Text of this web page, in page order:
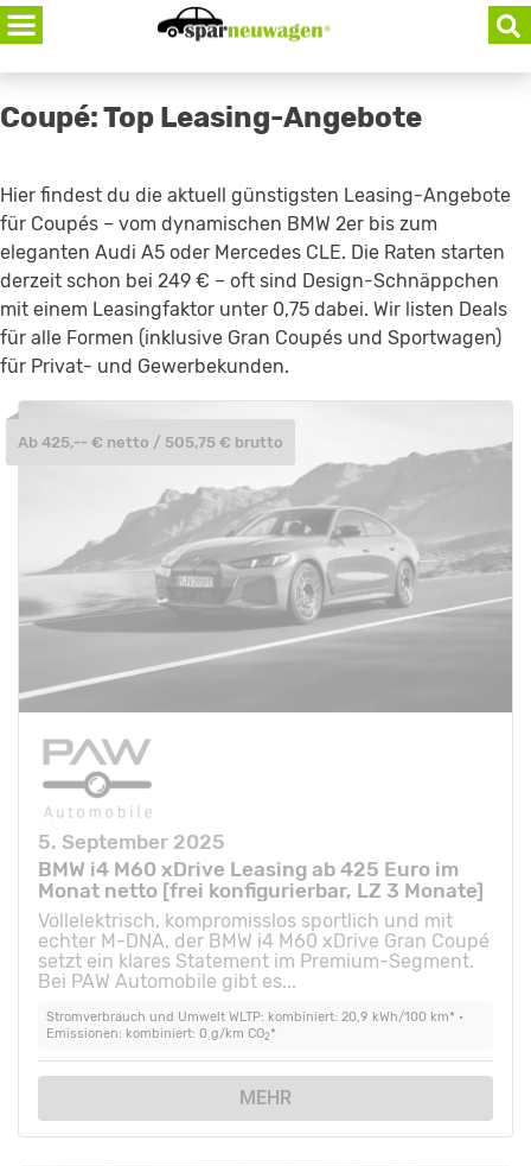
Skip
to
content
Coupé: Top Leasing-Angebote
Hier findest du die aktuell günstigsten Leasing-Angebote
für Coupés – vom dynamischen BMW 2er bis zum
eleganten Audi A5 oder Mercedes CLE. Die Raten starten
derzeit schon bei 249 € – oft sind Design-Schnäppchen
mit einem Leasingfaktor unter 0,75 dabei. Wir listen Deals
für alle Formen (inklusive Gran Coupés und Sportwagen)
für Privat- und Gewerbekunden.
5. September 2025
BMW i4 M60 xDrive Leasing ab 425 Euro im
Monat netto [frei konfigurierbar, LZ 3 Monate]
Vollelektrisch, kompromisslos sportlich und mit
echter M-DNA, der BMW i4 M60 xDrive Gran Coupé
setzt ein klares Statement im Premium-Segment.
Bei PAW Automobile gibt es...
Stromverbrauch und Umwelt WLTP: kombiniert: 20,9 kWh/100 km* •
Emissionen: kombiniert: 0 g/km CO2*
MEHR
Ab 425,-- € netto / 505,75 € brutto